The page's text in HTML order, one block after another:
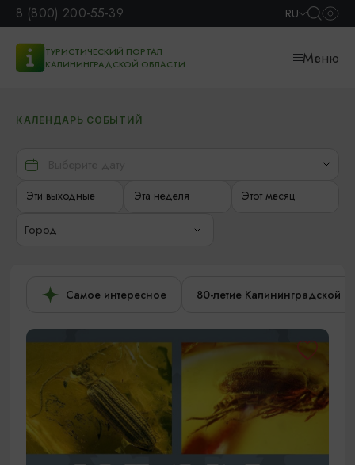
8 (800) 200-55-39 RU
ТУРИСТИЧЕСКИЙ ПОРТАЛ
КАЛИНИНГРАДСКОЙ ОБЛАСТИ
Меню
КАЛЕНДАРЬ СОБЫТИЙ
Эти выходные Эта неделя Этот месяц
Город
Самое интересное 80-летие Калининградской